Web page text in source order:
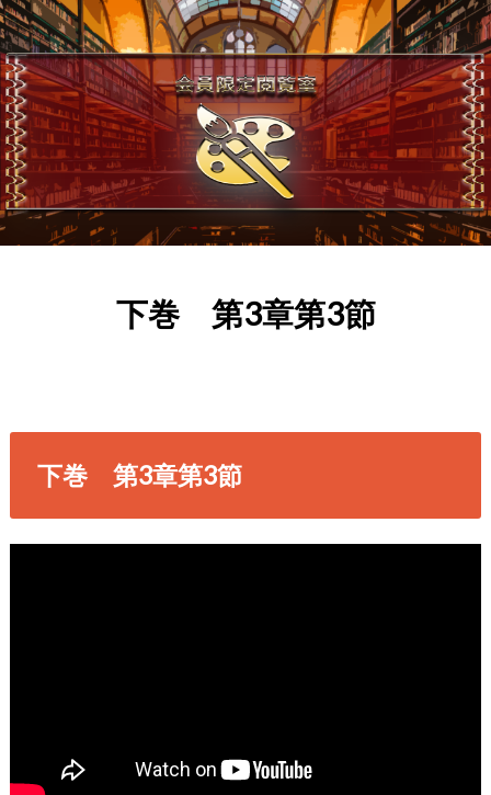
下巻 第3章第3節
下巻 第3章第3節